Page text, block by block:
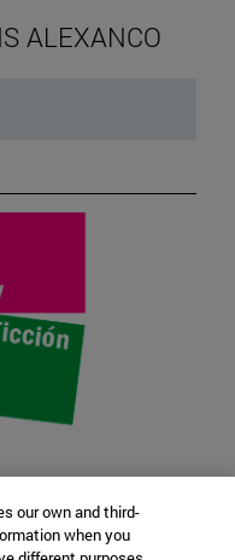
ALEXANCO
our own and third-
when you